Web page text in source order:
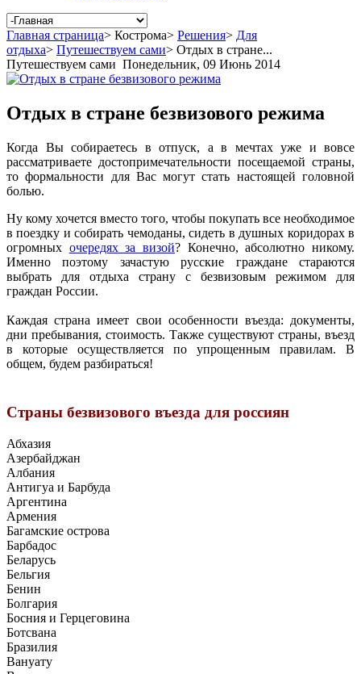
Главная страница> Кострома> Решения> Для
отдыха> Путешествуем сами> Отдых в стране...
Путешествуем сами Понедельник, 09 Июнь 2014
Отдых в стране безвизового режима
Когда Вы собираетесь в отпуск, а в мечтах уже и вовсе
рассматриваете достопримечательности посещаемой страны,
то формальности для Вас могут стать настоящей головной
болью.
Ну кому хочется вместо того, чтобы покупать все необходимое
в поездку и собирать чемоданы, сидеть в душных коридорах в
огромных очередях за визой? Конечно, абсолютно никому.
Именно поэтому зачастую русские граждане стараются
выбрать для отдыха страну с безвизовым режимом для
граждан России.
Каждая страна имеет свои особенности въезда: документы,
дни пребывания, стоимость. Также существуют страны, въезд
в которые осуществляется по упрощенным правилам. В
общем, будем разбираться!
Страны безвизового въезда для россиян
Абхазия
Азербайджан
Албания
Антигуа и Барбуда
Аргентина
Армения
Багамские острова
Барбадос
Беларусь
Бельгия
Бенин
Болгария
Босния и Герцеговина
Ботсвана
Бразилия
Вануату